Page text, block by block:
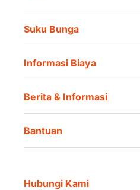
Suku Bunga
Informasi Biaya
Berita & Informasi
Bantuan
Hubungi Kami